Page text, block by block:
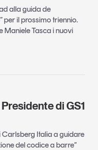
alla guida de
per il prossimo triennio.
Maniele Tasca i nuovi
di GS1
Carlsberg Italia a guidare
del codice a barre”